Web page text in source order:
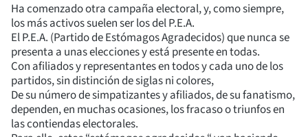
Ha comenzado otra campaña electoral, y, como siempre,
los más activos suelen ser los del P.E.A.
El P.E.A. (Partido de Estómagos Agradecidos) que nunca se
presenta a unas elecciones y está presente en todas.
Con afiliados y representantes en todos y cada uno de los
partidos, sin distinción de siglas ni colores,
De su número de simpatizantes y afiliados, de su fanatismo,
dependen, en muchas ocasiones, los fracaso o triunfos en
las contiendas electorales.